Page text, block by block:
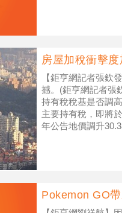
房屋加稅衝擊
【鉅亨網記者張欽
撼。(鉅亨網記者張
持有稅稅基是否調
主要持有稅，即將
年公告地價調升
Pokemon GO